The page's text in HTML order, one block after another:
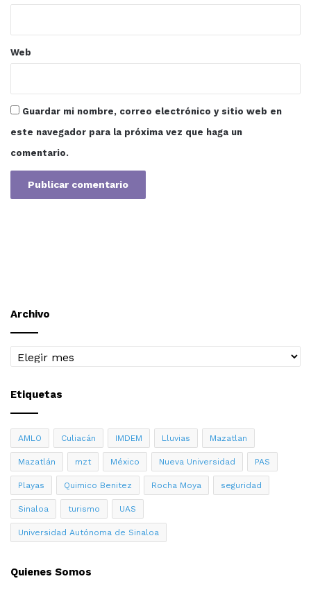
Web
Guardar mi nombre, correo electrónico y sitio web en
este navegador para la próxima vez que haga un
comentario.
Archivo
Archivo
Etiquetas
AMLO Culiacán IMDEM Lluvias Mazatlan
Mazatlán mzt México Nueva Universidad PAS
Playas Quimico Benitez Rocha Moya seguridad
Sinaloa turismo UAS
Universidad Autónoma de Sinaloa
Quienes Somos